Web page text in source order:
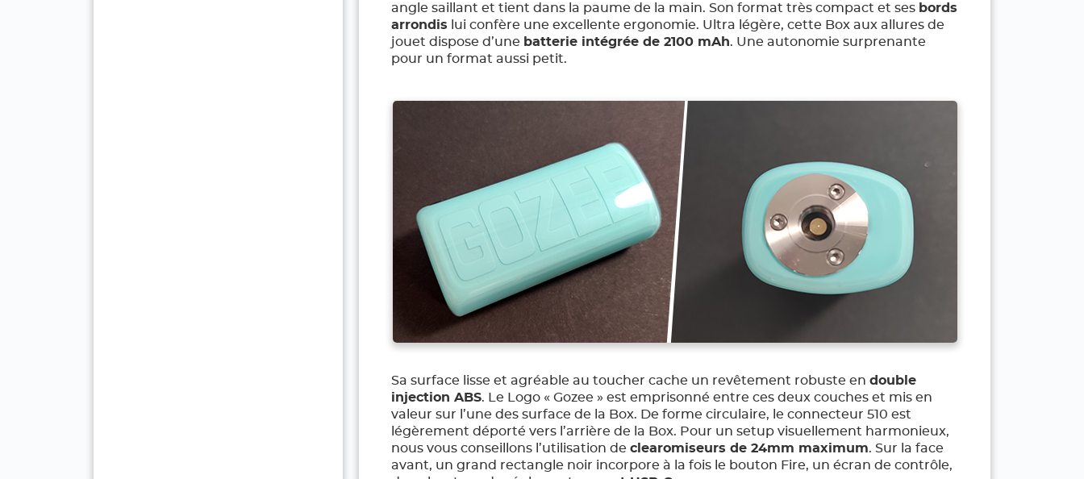
angle saillant et tient dans la paume de la main. Son format très compact et ses bords
arrondis lui confère une excellente ergonomie. Ultra légère, cette Box aux allures de
jouet dispose d’une batterie intégrée de 2100 mAh. Une autonomie surprenante
pour un format aussi petit.
Sa surface lisse et agréable au toucher cache un revêtement robuste en double
injection ABS. Le Logo « Gozee » est emprisonné entre ces deux couches et mis en
valeur sur l’une des surface de la Box. De forme circulaire, le connecteur 510 est
légèrement déporté vers l’arrière de la Box. Pour un setup visuellement harmonieux,
nous vous conseillons l’utilisation de clearomiseurs de 24mm maximum. Sur la face
avant, un grand rectangle noir incorpore à la fois le bouton Fire, un écran de contrôle,